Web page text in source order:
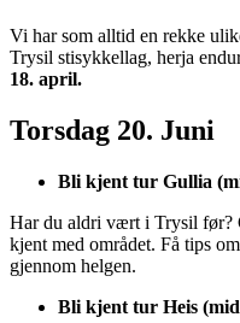
Vi har som alltid en rekke
Trysil stisykkellag, herja
18. april.
Torsdag 20. Juni
Bli kjent tur Gullia
Har du aldri vært i Trysil før?
kjent med området. Få tips
gjennom helgen.
Bli kjent tur Heis